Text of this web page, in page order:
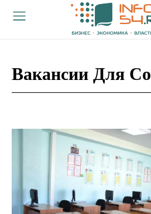
Вакансии Для